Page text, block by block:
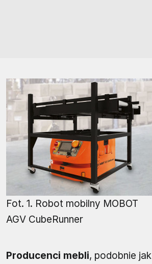
Fot. 1. Robot mobilny MOBOT
AGV CubeRunner
Producenci mebli, podobnie jak